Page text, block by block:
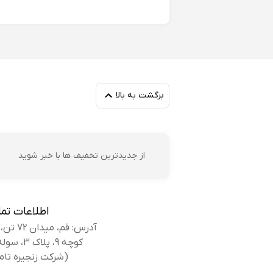
برگشت به بالا
از جدیدترین تخفیف ها با خبر شوید
اطلاعات
آدرس: قم، میدان 72 تن، بلوار کوه سفید،
کوچه 9، پلاک 3، سوله بانک کفش
(شرکت زنجیره